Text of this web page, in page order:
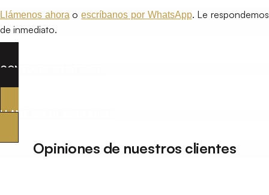
Llámenos ahora oescríbanos por WhatsApp. Le respondemos
de inmediato.
CONSULTA WHATSAPP
LLAME SIN COMPROMISO
Opiniones de nuestros clientes